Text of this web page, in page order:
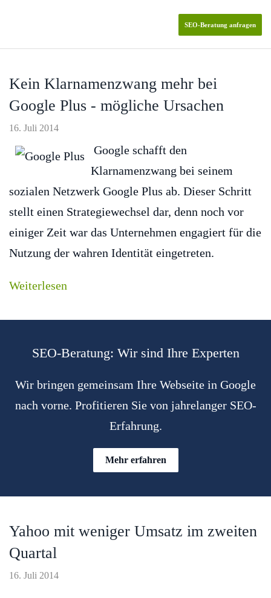
SEO-Beratung anfragen
Kein Klarnamenzwang mehr bei
Google Plus - mögliche Ursachen
16. Juli 2014
Google schafft den
Klarnamenzwang bei seinem
sozialen Netzwerk Google Plus ab. Dieser Schritt
stellt einen Strategiewechsel dar, denn noch vor
einiger Zeit war das Unternehmen engagiert für die
Nutzung der wahren Identität eingetreten.
Weiterlesen
SEO-Beratung: Wir sind Ihre Experten
Wir bringen gemeinsam Ihre Webseite in Google
nach vorne. Profitieren Sie von jahrelanger SEO-
Erfahrung.
Mehr erfahren
Yahoo mit weniger Umsatz im zweiten
Quartal
16. Juli 2014